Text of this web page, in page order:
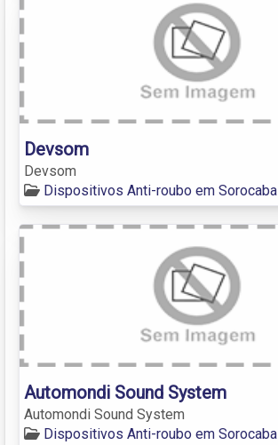
Devsom
Devsom
Dispositivos Anti-roubo em Sorocaba
Automondi Sound System
Automondi Sound System
Dispositivos Anti-roubo em Sorocaba